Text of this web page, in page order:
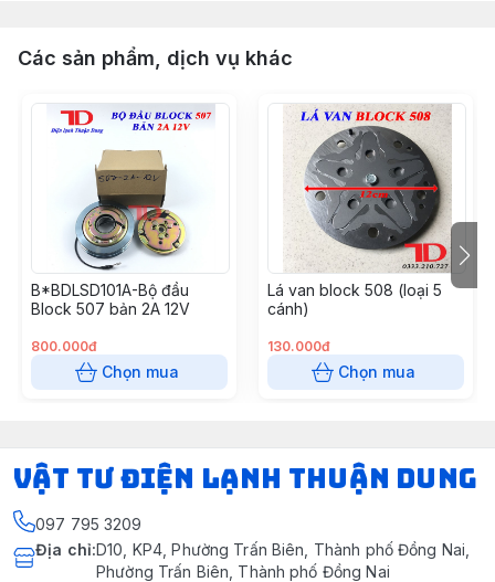
Các sản phẩm, dịch vụ khác
B*BDLSD101A-Bộ đầu
Block 507 bản 2A 12V
800.000đ
Chọn mua
Lá van block 508 (loại 5
cánh)
130.000đ
Chọn mua
VẬT TƯ ĐIỆN LẠNH THUẬN DUNG
097 795 3209
Địa chỉ:D10, KP4, Phường Trấn Biên, Thành phố Đồng Nai,
Phường Trấn Biên, Thành phố Đồng Nai